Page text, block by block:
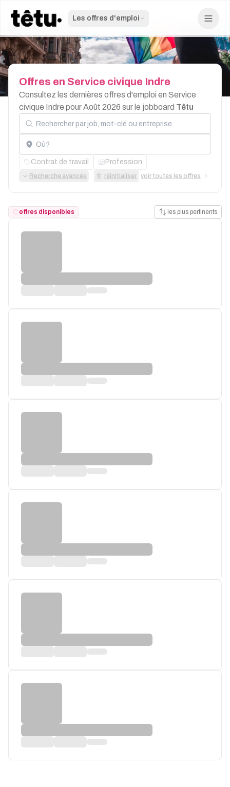
Les offres d'emploi
Offres en Service civique Indre
Consultez les dernières offres d'emploi en Service
civique Indre pour Août 2026 sur le jobboard Têtu
Rechercher par job, mot-clé ou entreprise
Localisation
Contrat de travail Profession
Recherche avancée réinitialiser voir toutes les offres
offres disponibles les plus pertinents